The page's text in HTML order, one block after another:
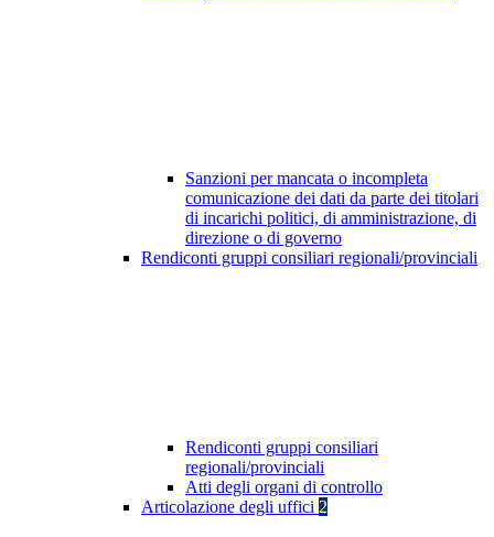
Sanzioni per mancata o incompleta
comunicazione dei dati da parte dei titolari
di incarichi politici, di amministrazione, di
direzione o di governo
Rendiconti gruppi consiliari regionali/provinciali
Rendiconti gruppi consiliari
regionali/provinciali
Atti degli organi di controllo
Articolazione degli uffici 2